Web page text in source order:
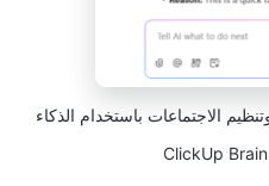
الاجتماعات باستخدام الذكاء